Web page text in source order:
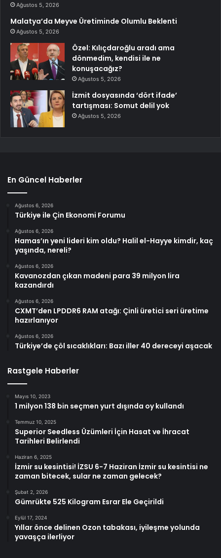
Ağustos 5, 2026
Malatya’da Meyve Üretiminde Olumlu Beklenti
Ağustos 5, 2026
Özel: Kılıçdaroğlu aradı ama
dönmedim, kendisi ile ne
konuşacağız?
Ağustos 5, 2026
İzmit dosyasında ‘dört ifade’
tartışması: Somut delil yok
Ağustos 5, 2026
En Güncel Haberler
Ağustos 6, 2026
Türkiye ile Çin Ekonomi Forumu
Ağustos 6, 2026
Hamas’ın yeni lideri kim oldu? Halil el-Hayye kimdir, kaç
yaşında, nereli?
Ağustos 6, 2026
Kavanozdan çıkan madeni para 39 milyon lira
kazandırdı
Ağustos 6, 2026
CXMT’den LPDDR6 RAM atağı: Çinli üretici seri üretime
hazırlanıyor
Ağustos 6, 2026
Türkiye’de çöl sıcaklıkları: Bazı iller 40 dereceyi aşacak
Rastgele Haberler
Mayıs 10, 2023
1 milyon 138 bin seçmen yurt dışında oy kullandı
Temmuz 10, 2025
Superior Seedless Üzümleri İçin Hasat ve İhracat
Tarihleri Belirlendi
Haziran 6, 2025
İzmir su kesintisi! İZSU 6-7 Haziran İzmir su kesintisi ne
zaman bitecek, sular ne zaman gelecek?
Şubat 2, 2026
Gümrükte 525 Kilogram Esrar Ele Geçirildi
Eylül 17, 2024
Yıllar önce delinen Ozon tabakası, iyileşme yolunda
yavaşça ilerliyor